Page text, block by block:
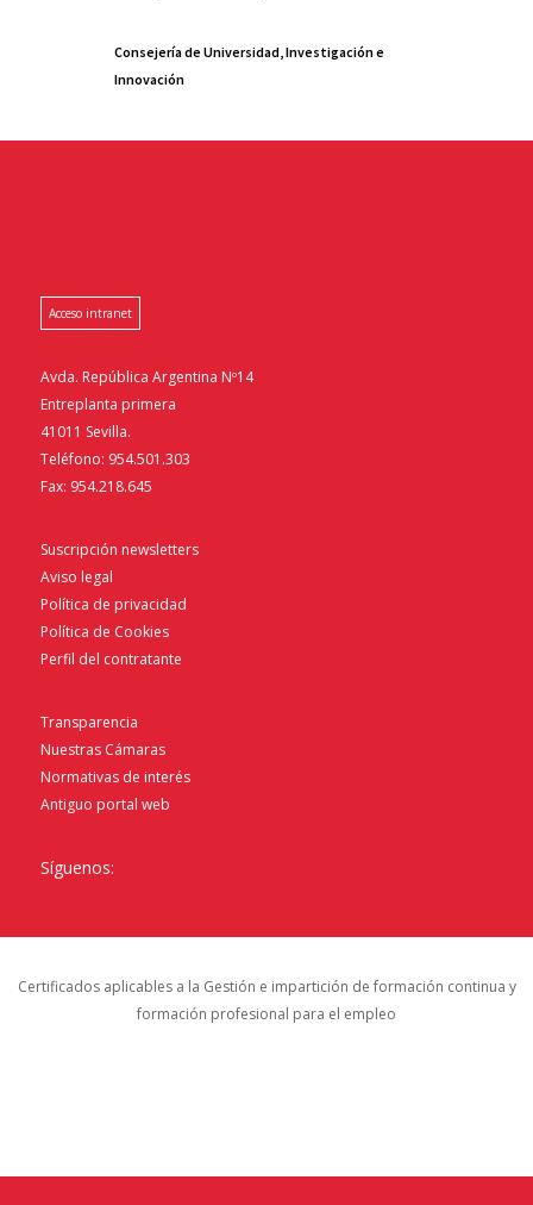
Consejería de Universidad, Investigación e
Innovación
Acceso intranet
Avda. República Argentina Nº14
Entreplanta primera
41011 Sevilla.
Teléfono: 954.501.303
Fax: 954.218.645
Suscripción newsletters
Aviso legal
Política de privacidad
Política de Cookies
Perfil del contratante
Transparencia
Nuestras Cámaras
Normativas de interés
Antiguo portal web
Síguenos:
Certificados aplicables a la Gestión e impartición de formación continua y
formación profesional para el empleo